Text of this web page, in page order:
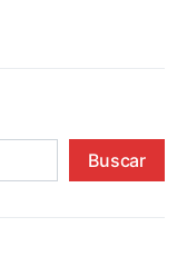
Buscar